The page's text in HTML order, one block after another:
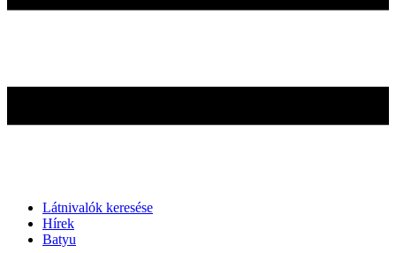
Látnivalók keresése
Hírek
Batyu